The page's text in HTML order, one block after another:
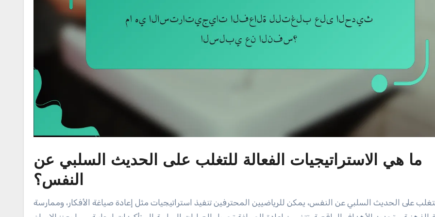
ما هي الاستراتيجيات الفعالة للتغلب على الحديث السلبي عن
النفس؟
على الحديث السلبي عن النفس، يمكن للرياضيين المحترفين تنفيذ استراتيجيات مثل إعادة صياغة الأفكار، وممارسة